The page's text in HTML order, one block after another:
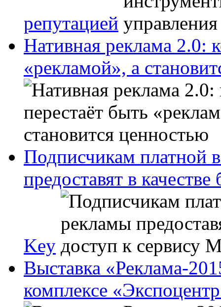
репутацией
Нативная реклама 2.0:
«рекламой», а
Подписчикам платной
предоставят в
Key
Выставка «Реклама-
комплексе